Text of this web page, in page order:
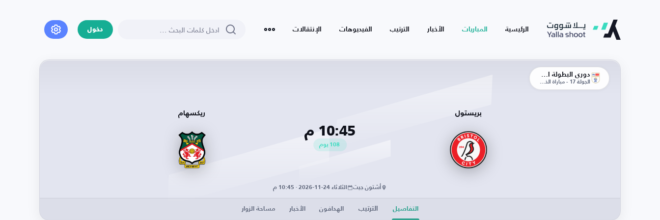
الرئيسية المباريات الأخبار الترتيب الفيديوهات الإنتقالات دخول
الجولة 17 - مباراة الذهاب
بريستول
10:45 م
108 يوم
ريكسهام
أشتون جيت الثلاثاء 24-11-2026 · 10:45 م
التفاصيل الترتيب الهدافون الأخبار مساحة الزوار